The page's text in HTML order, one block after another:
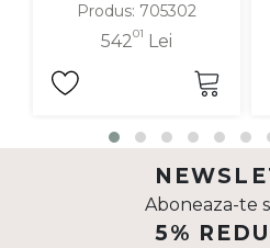
Produs: 705302
54201 Lei
Aboneaza-te
5%